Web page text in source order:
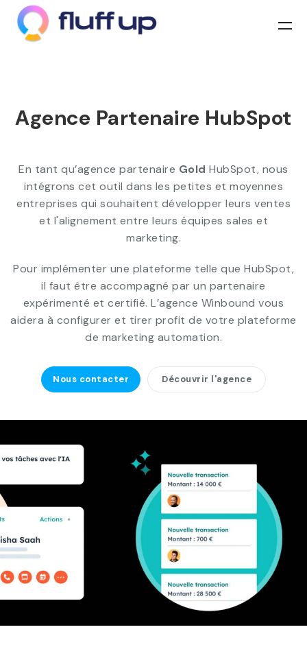
Agence Partenaire HubSpot
En tant qu’agence partenaire Gold HubSpot, nous
intégrons cet outil dans les petites et moyennes
entreprises qui souhaitent développer leurs ventes
et l'alignement entre leurs équipes sales et
marketing.
Pour implémenter une plateforme telle que HubSpot,
il faut être accompagné par un partenaire
expérimenté et certifié. L’agence Winbound vous
aidera à configurer et tirer profit de votre plateforme
de marketing automation.
Nous contacter Découvrir l'agence